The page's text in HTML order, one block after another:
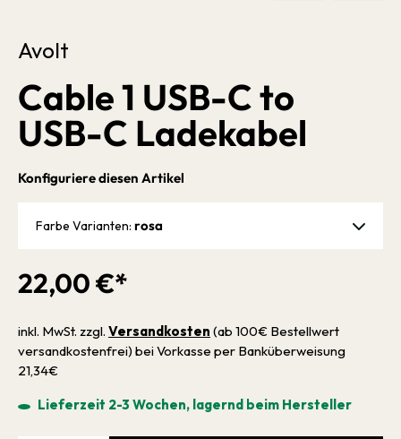
Avolt
Cable 1 USB-C to
USB-C Ladekabel
22,00 €*
inkl. MwSt. zzgl. Versandkosten (ab 100€ Bestellwert
versandkostenfrei) bei Vorkasse per Banküberweisung
21,34€
Lieferzeit 2-3 Wochen, lagernd beim Hersteller
Konfiguriere diesen Artikel
Farbe Varianten: rosa